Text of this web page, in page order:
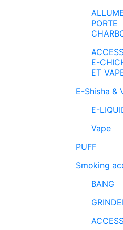
PORTE
E-
ET
E-Shisha &
E-
Vape
PUFF
Smoking
BANG